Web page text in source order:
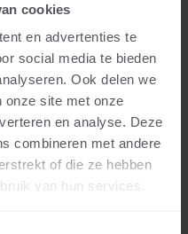
cookies
en advertenties te
social media te bieden
Ook delen we
onze site met onze
en analyse. Deze
combineren met andere
of die ze hebben
van hun services.